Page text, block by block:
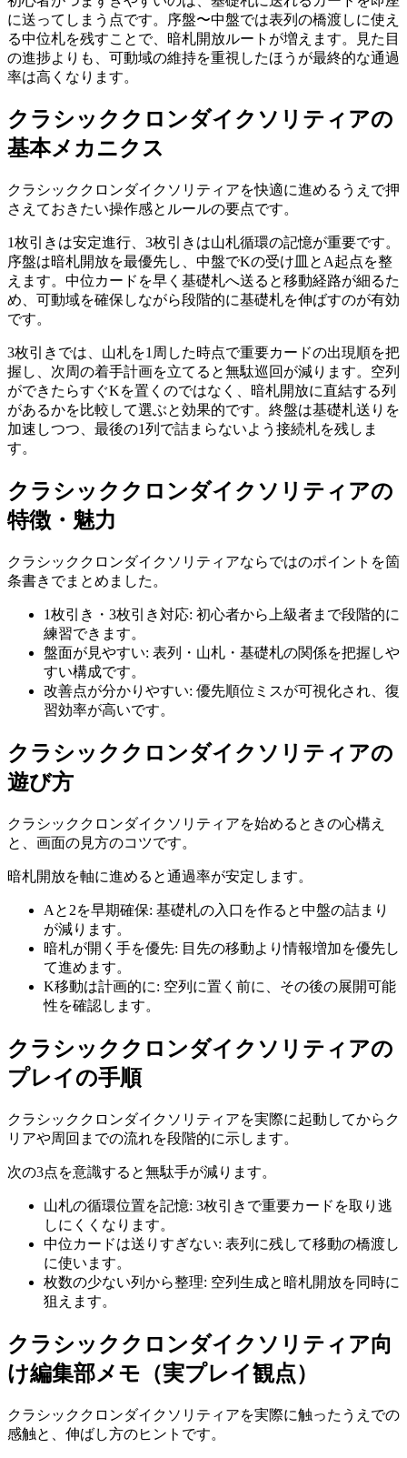
に送ってしまう点です。序盤〜中盤では表列の橋渡しに使え
る中位札を残すことで、暗札開放ルートが増えます。見た目
の進捗よりも、可動域の維持を重視したほうが最終的な通過
率は高くなります。
クラシッククロンダイクソリティアの
基本メカニクス
クラシッククロンダイクソリティアを快適に進めるうえで押
さえておきたい操作感とルールの要点です。
1枚引きは安定進行、3枚引きは山札循環の記憶が重要です。
序盤は暗札開放を最優先し、中盤でKの受け皿とA起点を整
えます。中位カードを早く基礎札へ送ると移動経路が細るた
め、可動域を確保しながら段階的に基礎札を伸ばすのが有効
です。
3枚引きでは、山札を1周した時点で重要カードの出現順を把
握し、次周の着手計画を立てると無駄巡回が減ります。空列
ができたらすぐKを置くのではなく、暗札開放に直結する列
があるかを比較して選ぶと効果的です。終盤は基礎札送りを
加速しつつ、最後の1列で詰まらないよう接続札を残しま
す。
クラシッククロンダイクソリティアの
特徴・魅力
クラシッククロンダイクソリティアならではのポイントを箇
条書きでまとめました。
1枚引き・3枚引き対応: 初心者から上級者まで段階的に
練習できます。
盤面が見やすい: 表列・山札・基礎札の関係を把握しや
すい構成です。
改善点が分かりやすい: 優先順位ミスが可視化され、復
習効率が高いです。
クラシッククロンダイクソリティアの
遊び方
クラシッククロンダイクソリティアを始めるときの心構え
と、画面の見方のコツです。
暗札開放を軸に進めると通過率が安定します。
Aと2を早期確保: 基礎札の入口を作ると中盤の詰まり
が減ります。
暗札が開く手を優先: 目先の移動より情報増加を優先し
て進めます。
K移動は計画的に: 空列に置く前に、その後の展開可能
性を確認します。
クラシッククロンダイクソリティアの
プレイの手順
クラシッククロンダイクソリティアを実際に起動してからク
リアや周回までの流れを段階的に示します。
次の3点を意識すると無駄手が減ります。
山札の循環位置を記憶: 3枚引きで重要カードを取り逃
しにくくなります。
中位カードは送りすぎない: 表列に残して移動の橋渡し
に使います。
枚数の少ない列から整理: 空列生成と暗札開放を同時に
狙えます。
クラシッククロンダイクソリティア向
け編集部メモ（実プレイ観点）
クラシッククロンダイクソリティアを実際に触ったうえでの
感触と、伸ばし方のヒントです。